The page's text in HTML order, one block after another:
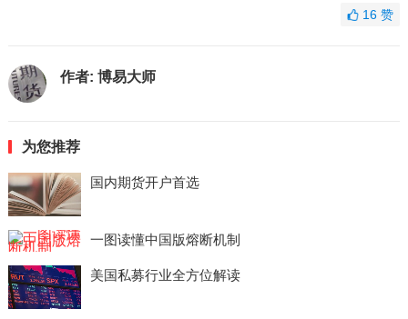
16赞
作者: 博易大师
为您推荐
国内期货开户首选
一图读懂中国版熔断机制
美国私募行业全方位解读